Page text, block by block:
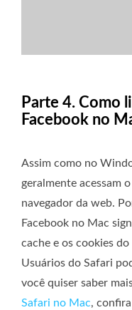
Parte 4. Como
Facebook no
Assim como no
geralmente acessam
navegador da web.
Facebook no Mac
cache e os cookies do
Usuários do Safari
você quiser saber
Safari no Mac,